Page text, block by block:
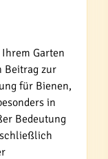
Garten
Beitrag zur
für Bienen,
in
Bedeutung